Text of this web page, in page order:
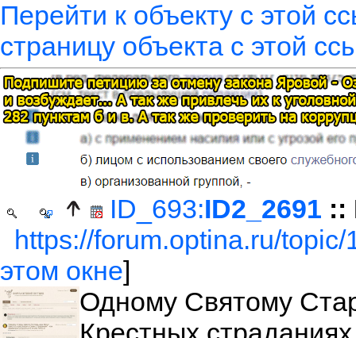
Перейти к объекту с этой
страницу объекта с этой
ID_693:ID2_2691 ::
https://forum.optina.ru/
этом окне]
Одному Святому